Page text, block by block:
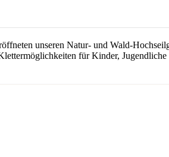
unseren Natur- und Wald-
für Kinder,